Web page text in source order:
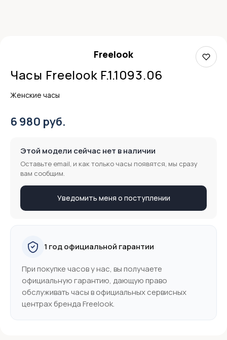
Freelook
Часы Freelook F.1.1093.06
Женские часы
6 980 руб.
Этой модели сейчас нет в наличии
Оставьте email, и как только часы появятся, мы сразу
вам сообщим.
Уведомить меня о поступлении
1 год официальной гарантии
При покупке часов у нас, вы получаете
официальную гарантию, дающую право
обслуживать часы в официальных сервисных
центрах бренда Freelook.